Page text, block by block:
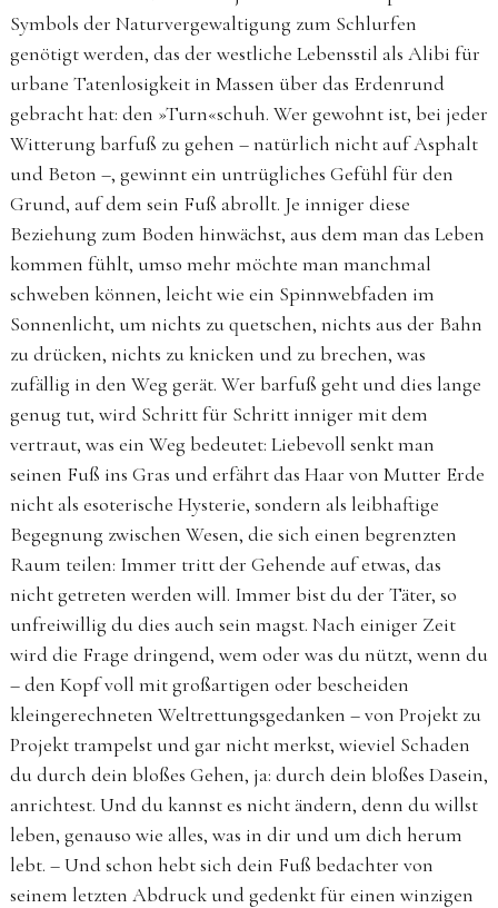
Symbols der Naturvergewaltigung zum Schlurfen
genötigt werden, das der westliche Lebensstil als Alibi für
urbane Tatenlosigkeit in Massen über das Erdenrund
gebracht hat: den »Turn«schuh. Wer gewohnt ist, bei jeder
Witterung barfuß zu gehen – natürlich nicht auf Asphalt
und Beton –, gewinnt ein untrügliches Gefühl für den
Grund, auf dem sein Fuß abrollt. Je inniger diese
Beziehung zum Boden hinwächst, aus dem man das Leben
kommen fühlt, umso mehr möchte man manchmal
schweben können, leicht wie ein Spinnwebfaden im
Sonnenlicht, um nichts zu quetschen, nichts aus der Bahn
zu drücken, nichts zu knicken und zu brechen, was
zufällig in den Weg gerät. Wer barfuß geht und dies lange
genug tut, wird Schritt für Schritt inniger mit dem
vertraut, was ein Weg bedeutet: Liebevoll senkt man
seinen Fuß ins Gras und erfährt das Haar von Mutter Erde
nicht als esoterische Hysterie, sondern als leibhaftige
Begegnung zwischen Wesen, die sich einen begrenzten
Raum teilen: Immer tritt der Gehende auf etwas, das
nicht getreten werden will. Immer bist du der Täter, so
unfreiwillig du dies auch sein magst. Nach einiger Zeit
wird die Frage dringend, wem oder was du nützt, wenn du
– den Kopf voll mit großartigen oder bescheiden
kleingerechneten Weltrettungsgedanken – von Projekt zu
Projekt trampelst und gar nicht merkst, wieviel Schaden
du durch dein bloßes Gehen, ja: durch dein bloßes Dasein,
anrichtest. Und du kannst es nicht ändern, denn du willst
leben, genauso wie alles, was in dir und um dich herum
lebt. – Und schon hebt sich dein Fuß bedachter von
seinem letzten Abdruck und gedenkt für einen winzigen